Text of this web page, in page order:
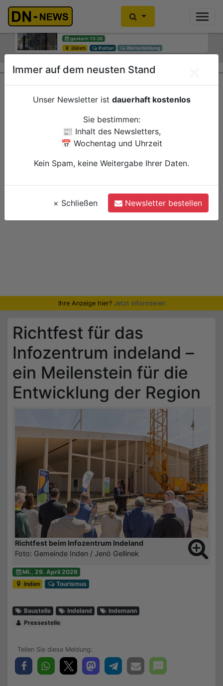
Einbrecher im Kleiderschrank
gefunden
gestern 10:30
Düren
Polizei
Previous
Ihre Anzeige hier? Jetzt informieren
Richtfest für das
Infozentrum indeland –
ein Meilenstein für die
Entwicklung der Region
Richtfest beim Infozentrum Indeland
Foto: Gemeinde Inden / Jenö Gellinek
Mi., 29. April 2026
Inden
Tourismus
Baustelle Indeland
Indemann
Pressestelle
Immer auf dem neusten Stand
Unser Newsletter ist dauerhaft kostenlos
Sie bestimmen:
📰 Inhalt des Newsletters,
📅 Wochentag und Uhrzeit
Kein Spam, keine Weitergabe Ihrer Daten.
× Schließen Newsletter bestellen